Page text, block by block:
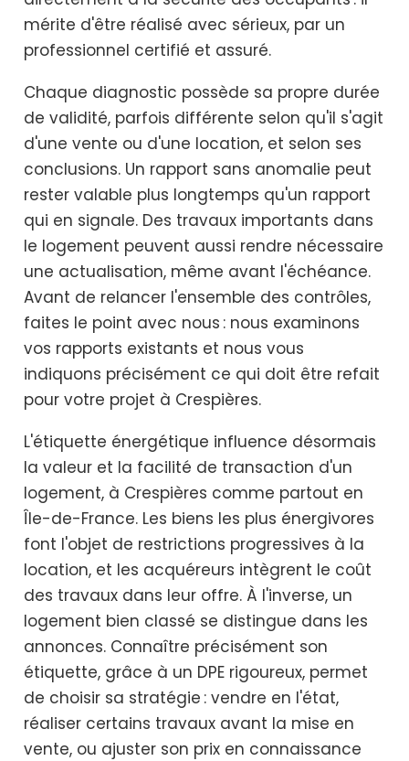
mérite d'être réalisé avec sérieux, par un
professionnel certifié et assuré.
Chaque diagnostic possède sa propre durée
de validité, parfois différente selon qu'il s'agit
d'une vente ou d'une location, et selon ses
conclusions. Un rapport sans anomalie peut
rester valable plus longtemps qu'un rapport
qui en signale. Des travaux importants dans
le logement peuvent aussi rendre nécessaire
une actualisation, même avant l'échéance.
Avant de relancer l'ensemble des contrôles,
faites le point avec nous : nous examinons
vos rapports existants et nous vous
indiquons précisément ce qui doit être refait
pour votre projet à Crespières.
L'étiquette énergétique influence désormais
la valeur et la facilité de transaction d'un
logement, à Crespières comme partout en
Île-de-France. Les biens les plus énergivores
font l'objet de restrictions progressives à la
location, et les acquéreurs intègrent le coût
des travaux dans leur offre. À l'inverse, un
logement bien classé se distingue dans les
annonces. Connaître précisément son
étiquette, grâce à un DPE rigoureux, permet
de choisir sa stratégie : vendre en l'état,
réaliser certains travaux avant la mise en
vente, ou ajuster son prix en connaissance